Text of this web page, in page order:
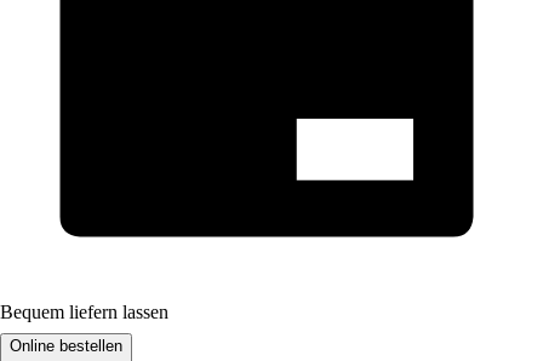
Bequem liefern lassen
Online bestellen